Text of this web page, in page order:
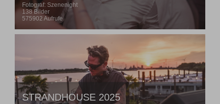
Fotograf: Szenenight
138 Bilder
575902 Aufrufe
STRANDHOUSE 2025